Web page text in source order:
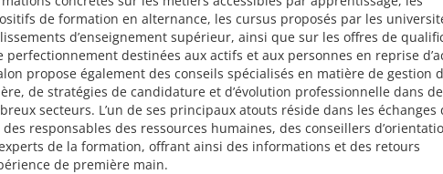
de formation en alternance, les cursus proposés par les
d’enseignement supérieur, ainsi que sur les offres de
perfectionnement destinées aux actifs et aux personnes en reprise
propose également des conseils spécialisés en matière de gestion
de stratégies de candidature et d’évolution professionnelle dans de
secteurs. L’un de ses principaux atouts réside dans les échanges
des responsables des ressources humaines, des conseillers
de la formation, offrant ainsi des informations et des retours
de première main.